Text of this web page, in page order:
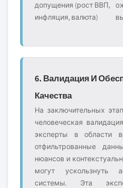
допущения (рост ВВП,
инфляция, валюта)
6. Валидация И
Качества
На заключительных
человеческая
эксперты в области
отфильтрованные
нюансов и
могут ускользнуть
системы. Эта